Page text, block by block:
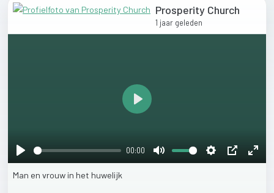
Prosperity Church
1 jaar geleden
Play
00:00
Mute Settings
PIP
Enter
Play
Man en vrouw in het huwelijk